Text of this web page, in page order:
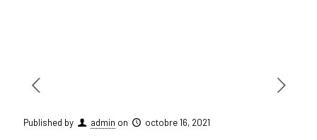
Published by admin on octobre 16, 2021